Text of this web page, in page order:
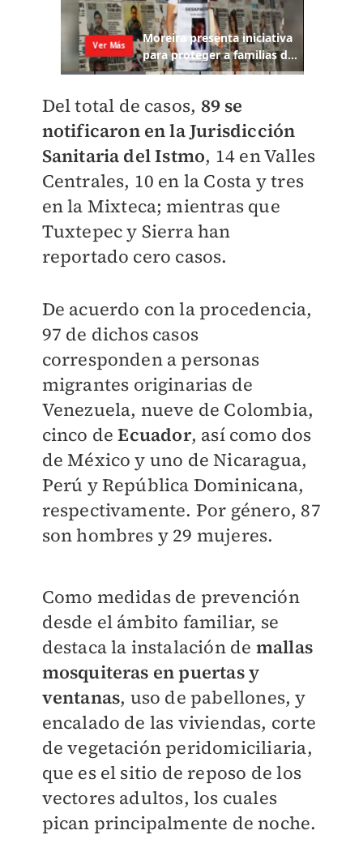
Del total de casos, 89 se
notificaron en la Jurisdicción
Sanitaria del Istmo, 14 en Valles
Centrales, 10 en la Costa y tres
en la Mixteca; mientras que
Tuxtepec y Sierra han
reportado cero casos.
De acuerdo con la procedencia,
97 de dichos casos
corresponden a personas
migrantes originarias de
Venezuela, nueve de Colombia,
cinco deEcuador, así como dos
de México y uno de Nicaragua,
Perú y República Dominicana,
respectivamente. Por género, 87
son hombres y 29 mujeres.
Como medidas de prevención
desde el ámbito familiar, se
destaca la instalación de mallas
mosquiteras en puertas y
ventanas, uso de pabellones, y
encalado de las viviendas, corte
de vegetación peridomiciliaria,
que es el sitio de reposo de los
vectores adultos, los cuales
pican principalmente de noche.